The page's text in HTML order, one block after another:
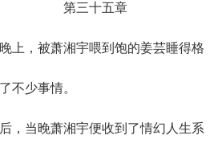
五章
，被萧湘宇喂到饱的姜芸睡得格
不少事情。
当晚萧湘宇便收到了情幻人生系